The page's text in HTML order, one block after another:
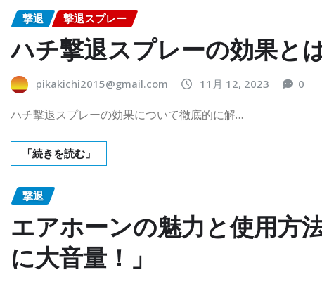
撃退 撃退スプレー
ハチ撃退スプレーの効果と
pikakichi2015@gmail.com 11月 12, 2023 0
ハチ撃退スプレーの効果について徹底的に解…
「続きを読む」
撃退
エアホーンの魅力と使用方
に大音量！」